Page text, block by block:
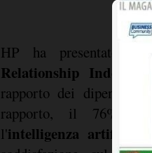
HP ha presentato i
Relationship Index
,
rapporto dei
rapporto, il 76% dei
l'intelligenza artificiale